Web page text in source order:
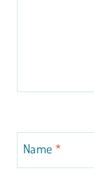
Name *